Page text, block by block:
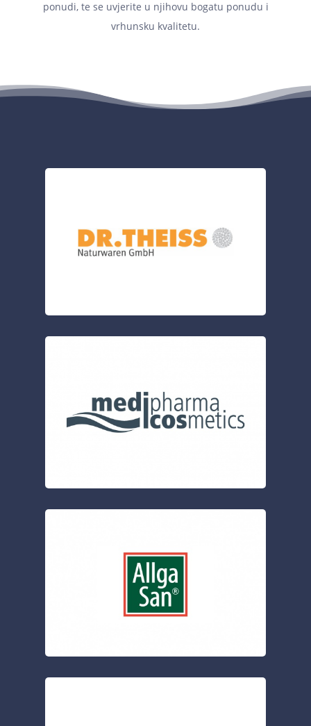
ponudi, te se uvjerite u njihovu bogatu ponudu i
vrhunsku kvalitetu.